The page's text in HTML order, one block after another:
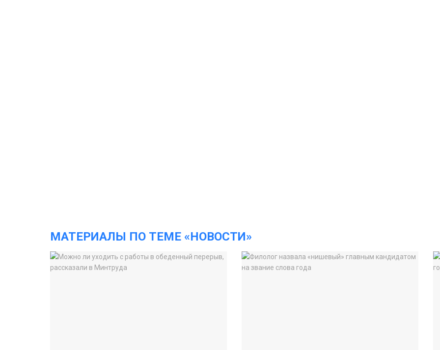
МАТЕРИАЛЫ ПО ТЕМЕ «НОВОСТИ»